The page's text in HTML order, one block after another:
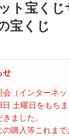
について
れていない」にお答え
ト宝く
宝くじ
せ
会（インターネッ
土曜日をもち
ました。
の購入等これま